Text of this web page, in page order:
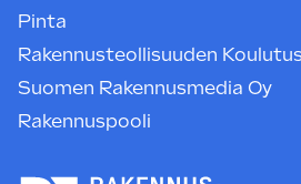
Pinta
Rakennusteollisuuden
Suomen Rakennusmedia Oy
Rakennuspooli